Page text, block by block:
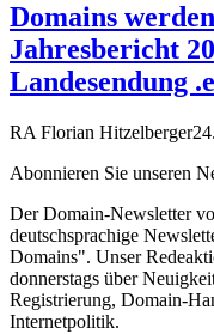
Domains
Jahresbericht
Landesendung
RA Florian Hitzelberger
Abonnieren Sie unseren
Der Domain-Newsletter
deutschsprachige
Domains". Unser
donnerstags über
Registrierung, Domain-
Internetpolitik.